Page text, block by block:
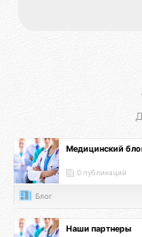
Медицинский
0 публикаций
Блог
Наши партнеры